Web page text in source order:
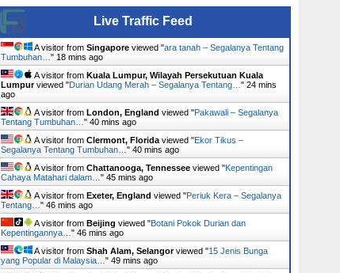
Live Traffic Feed
A visitor from Singaporeviewed "ara tanah – Segalanya Tentang
Tumbuhan… " 18 mins ago
A visitor from Kuala Lumpur, Wilayah Persekutuan Kuala
Lumpurviewed "Durian Udang Merah – Segalanya Tentang… " 24 mins
ago
A visitor from London, England viewed "Pakawali – Segalanya
Tentang Tumbuhan… " 40 mins ago
A visitor from Clermont, Floridaviewed "Ekor Tikus –
Segalanya Tentang Tumbuhan… " 40 mins ago
A visitor from Chattanooga, Tennesseeviewed "Kepentingan
Cahaya Matahari dalam… " 45 mins ago
A visitor from Exeter, England viewed "Periuk Kera – Segalanya
Tentang… " 46 mins ago
A visitor from Beijing viewed "Botani Pokok Durian dan
Kepentingannya… " 46 mins ago
A visitor from Shah Alam, Selangorviewed "15 Jenis Bunga
yang Popular di Malaysia… " 49 mins ago